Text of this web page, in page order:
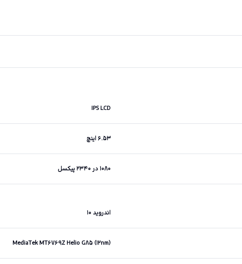
IPS LCD
۶.۵۳ اینچ
۱۰۸۰ در ۲۳۴۰ پیکسل
اندروید ۱۰
MediaTek MT۶۷۶۹Z Helio G۸۵ (۱۲nm)